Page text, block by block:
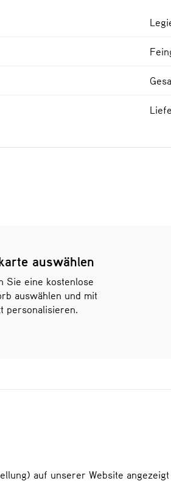
auswählen
Sie eine kostenlose
auswählen und mit
personalisieren.
auf unserer Website